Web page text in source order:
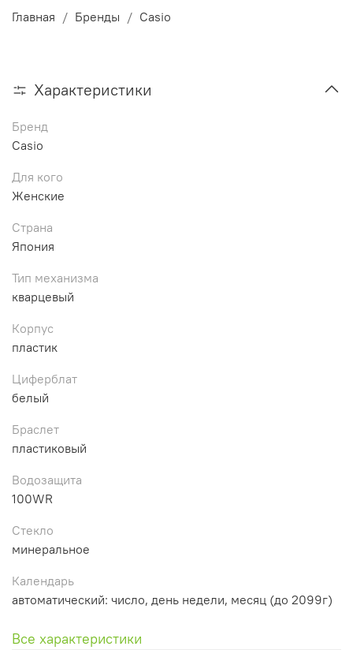
Главная Бренды Casio
Характеристики
Бренд
Casio
Для кого
Женские
Страна
Япония
Тип механизма
кварцевый
Корпус
пластик
Циферблат
белый
Браслет
пластиковый
Водозащита
100WR
Стекло
минеральное
Календарь
автоматический: число, день недели, месяц (до 2099г)
Все характеристики